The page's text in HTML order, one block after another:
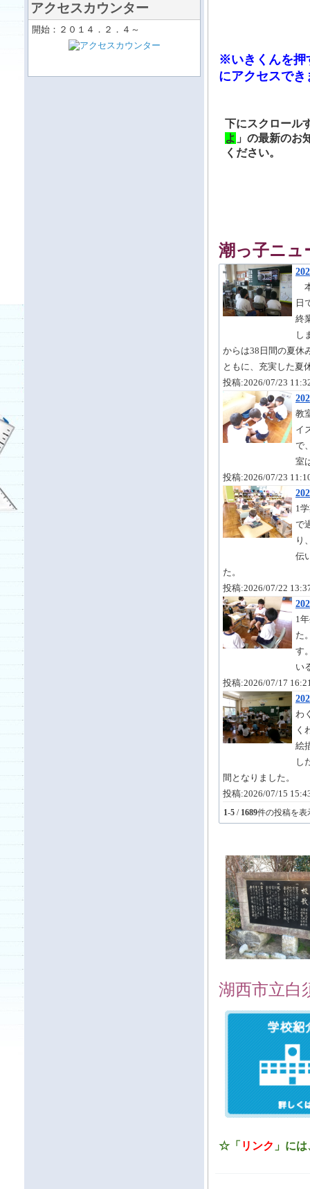
アクセスカウンター
開始：２０１４．２．４～
※いきく んを押
にアクセスでき
下にスクロール
よ 」の最新のお
ください。
潮っ子ニュ
日
終
し
からは38日間の夏休
ともに、充実した夏
投稿:2026/07/23
教
イ
で
室
投稿:2026/07/23
1
で
り
伝
た。
投稿:2026/07/22
1
た
す
い
投稿:2026/07/17
わ
く
絵
し
間となりました。
投稿:2026/07/15
1-5 / 1689件の投稿を表
湖西市立白
☆「 リンク 」に